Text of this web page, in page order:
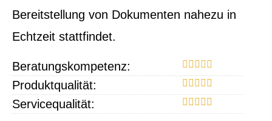
Bereitstellung von Dokumenten nahezu in
Echtzeit stattfindet.
Beratungskompetenz:
Produktqualität:
Servicequalität: